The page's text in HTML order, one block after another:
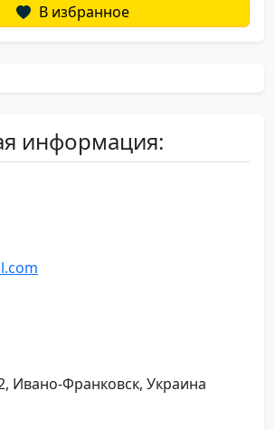
В избранное
информация:
Ивано-Франковск, Украина